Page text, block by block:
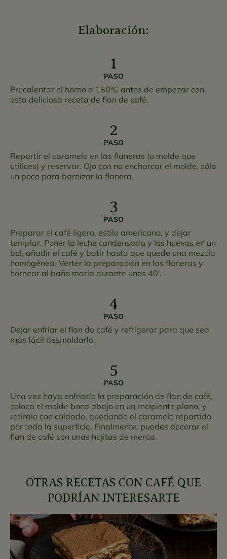
Elaboración:
PASO
Precalentar el horno a 180ºC antes de empezar con
esta deliciosa receta de flan de café.
PASO
Repartir el caramelo en las flaneras (o molde que
utilices) y reservar. Ojo con no encharcar el molde, sólo
un poco para barnizar la flanera.
PASO
Preparar el café ligero, estilo americano, y dejar
templar. Poner la leche condensada y los huevos en un
bol, añadir el café y batir hasta que quede una mezcla
homogénea. Verter la preparación en las flaneras y
hornear al baño maría durante unos 40’.
PASO
Dejar enfriar el flan de café y refrigerar para que sea
más fácil desmoldarlo.
PASO
Una vez haya enfriado la preparación de flan de café,
coloca el molde boca abajo en un recipiente plano, y
retíralo con cuidado, quedando el caramelo repartido
por toda la superficie. Finalmente, puedes decorar el
flan de café con unas hojitas de menta.
OTRAS RECETAS CON CAFÉ QUE
PODRÍAN INTERESARTE